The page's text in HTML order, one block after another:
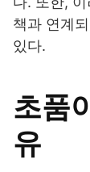
책과 연계
있다.
초품
유